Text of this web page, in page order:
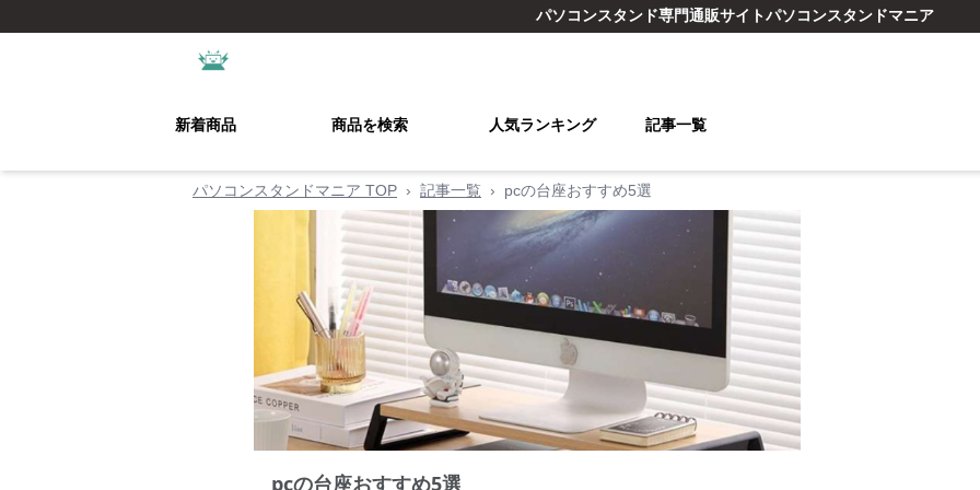
パソコンスタンド専門通販サイトパソコンスタンドマニア
新着商品 商品を検索 人気ランキング 記事一覧
パソコンスタンドマニア TOP › 記事一覧 › pcの台座おすすめ5選
pcの台座おすすめ5選